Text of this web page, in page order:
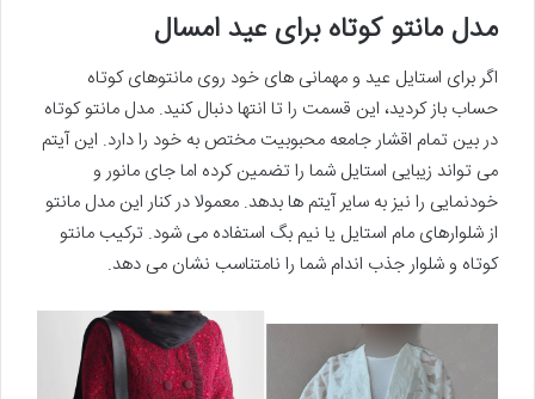
مدل مانتو کوتاه برای عید امسال
اگر برای استایل عید و مهمانی های خود روی مانتوهای کوتاه
حساب باز کردید، این قسمت را تا انتها دنبال کنید. مدل مانتو کوتاه
در بین تمام اقشار جامعه محبوبیت مختص به خود را دارد. این آیتم
می تواند زیبایی استایل شما را تضمین کرده اما جای مانور و
خودنمایی را نیز به سایر آیتم ها بدهد. معمولا در کنار این مدل مانتو
از شلوارهای مام استایل یا نیم بگ استفاده می شود. ترکیب مانتو
کوتاه و شلوار جذب اندام شما را نامتناسب نشان می دهد.